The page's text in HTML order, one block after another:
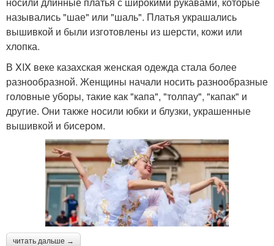
назывались "шае" или "шаль". Платья украшались
вышивкой и были изготовлены из шерсти, кожи или
хлопка.
В XIX веке казахская женская одежда стала более
разнообразной. Женщины начали носить разнообразные
головные уборы, такие как "капа", "толпау", "капак" и
другие. Они также носили юбки и блузки, украшенные
вышивкой и бисером.
читать дальше →